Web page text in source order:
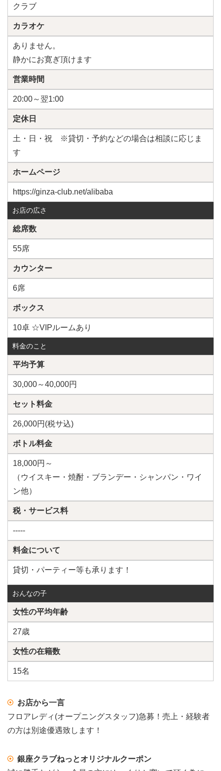
クラブ
カラオケ
ありません。
静かにお寛ぎ頂けます
営業時間
20:00～翌1:00
定休日
土・日・祝 ※貸切・予約などの場合は相談に応じま
す
ホームページ
https://ginza-club.net/alibaba
お店の広さ
総席数
55席
カウンター
6席
ボックス
10卓 ☆VIPルームあり
料金のこと
平均予算
30,000～40,000円
セット料金
26,000円(税サ込)
ボトル料金
18,000円～
（ウイスキー・焼酎・ブランデー・シャンパン・ワイ
ン他）
税・サービス料
-----
料金について
貸切・パーティー等も承ります！
おんなの子
女性の平均年齢
27歳
女性の在籍数
15名
お店から一言
フロアレディ(オープニングスタッフ)急募！売上・経験者
の方は別途優遇致します！
銀座クラブねっとオリジナルクーポン